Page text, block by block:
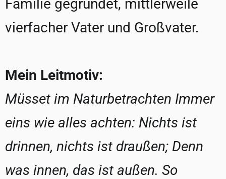
Familie gegründet, mittlerweile
vierfacher Vater und Großvater.
Mein Leitmotiv:
Müsset im Naturbetrachten Immer
eins wie alles achten: Nichts ist
drinnen, nichts ist draußen; Denn
was innen, das ist außen. So